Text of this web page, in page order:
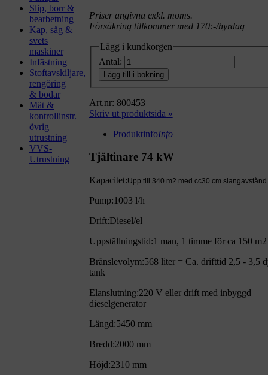
Slip, borr &
bearbetning
Kap, såg &
svets
maskiner
Infästning
Stoftavskiljare,
rengöring
& bodar
Mät &
kontrollinstr.
övrig
utrustning
VVS-
Utrustning
Priser angivna exkl. moms.
Försäkring tillkommer med 170:-/hyrdag
Lägg i kundkorgen
Antal:
Lägg till i bokning
Art.nr: 800453
Skriv ut produktsida »
ProduktinfoInfo
Tjältinare 74 kW
Kapacitet:Upp till 340 m2 med cc30 cm slangavstånd.
Pump:1003 l/h
Drift:Diesel/el
Uppställningstid:1 man, 1 timme för ca 150 m2
Bränslevolym:568 liter = Ca. drifttid 2,5 - 3,5
tank
Elanslutning:220 V eller drift med inbyggd
dieselgenerator
Längd:5450 mm
Bredd:2000 mm
Höjd:2310 mm